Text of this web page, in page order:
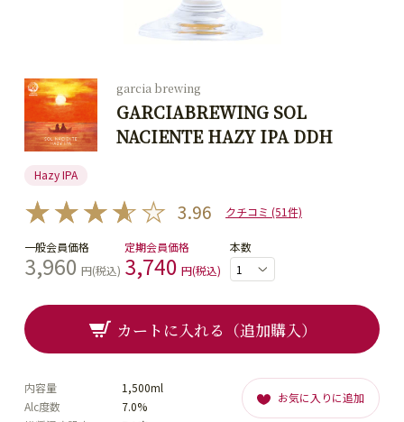
garcia brewing
GARCIABREWING SOL
NACIENTE HAZY IPA DDH
Hazy IPA
3.96 クチコミ (51件)
一般会員価格
3,960 円(税込)
定期会員価格
3,740 円(税込)
本数
内容量
1,500ml
Alc度数
7.0%
お気に入りに追加
カートに入れる（追加購入）